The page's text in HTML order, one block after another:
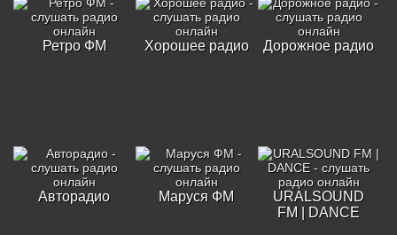
Ретро ФМ Хорошее радио Дорожное радио
Авторадио Маруся ФМ
URALSOUND
FM | DANCE